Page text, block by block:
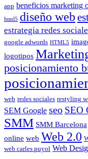
app beneficios marketing
html5 diseño web
estrategia redes
google adwords HTML5
logotipos
posicionamiento
web redes sociales restyling
SEM Google seo SEO
SMM SMM Barcelona
online web Web 2.0
web carles puyol Web